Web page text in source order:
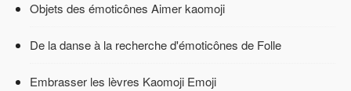
Objets des émoticônes Aimer kaomoji
De la danse à la recherche d'émoticônes de Folle
Embrasser les lèvres Kaomoji Emoji